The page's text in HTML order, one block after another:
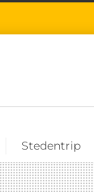
Stedentrip